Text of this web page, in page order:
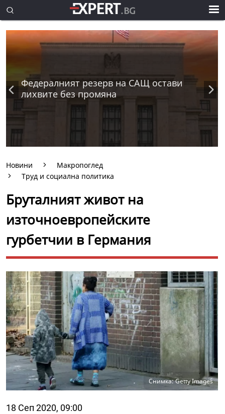
Федералният резерв на САЩ остави
лихвите без промяна
Новини
Макропоглед
Труд и социална политика
Бруталният живот на
източноевропейските
гурбетчии в Германия
Снимка: Getty Images
18 Сеп 2020, 09:00